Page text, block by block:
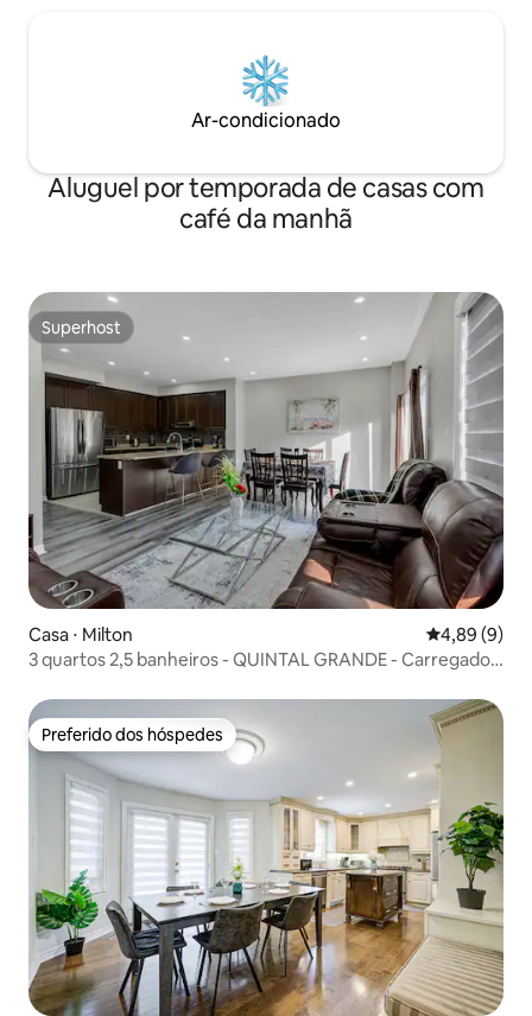
Ar-condicionado
Aluguel por temporada de casas com
café da manhã
Superhost
Superhost
Casa ⋅ Milton 4,89 de uma
4,89 (9)
3 quartos 2,5 banheiros - QUINTAL GRANDE - Carregador
Preferido dos hóspedes
Preferido dos hóspedes